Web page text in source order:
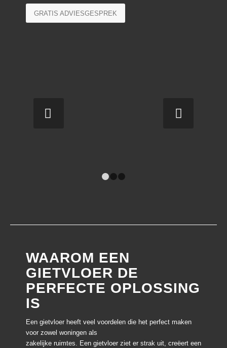
GRATIS ADVIESGESPREK
WAAROM EEN
GIETVLOER DE
PERFECTE OPLOSSING
IS
Een gietvloer heeft veel voordelen die het perfect maken
voor zowel woningen als
zakelijke ruimtes. Een gietvloer ziet er strak uit, creëert een